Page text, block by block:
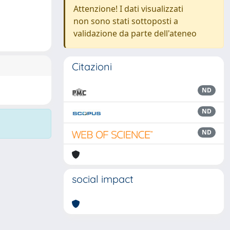
Attenzione! I dati visualizzati
non sono stati sottoposti a
validazione da parte dell'ateneo
Citazioni
ND
ND
ND
social impact